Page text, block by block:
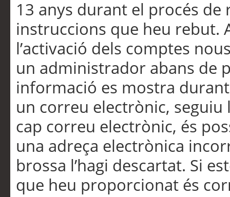
13 anys durant el procés de
instruccions que heu rebut.
l’activació dels comptes
un administrador abans de
informació es mostra
un correu electrònic,
cap correu electrònic, és
una adreça electrònica
brossa l’hagi descartat. Si
que heu proporcionat és